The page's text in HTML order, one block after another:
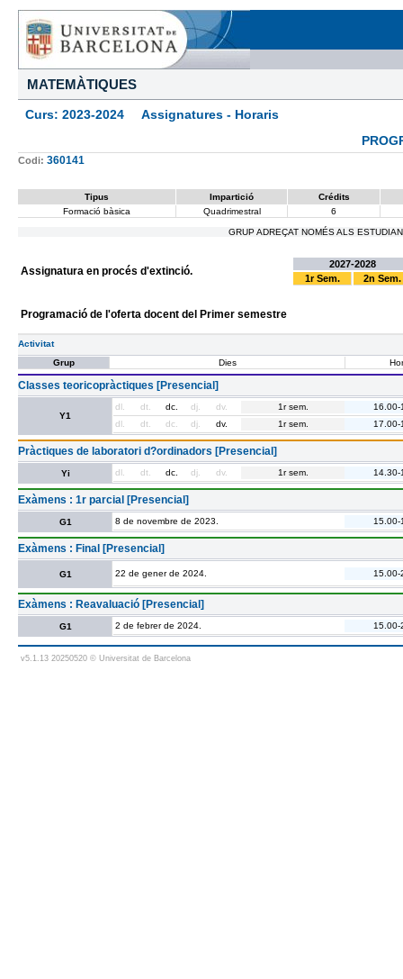
MATEMÀTIQUES
Curs: 2023-2024 Assignatures - Horaris
Codi: 360141
Tipus Impartició
Crédits
Formació bàsica
Quadrimestral 6
GRUP ADREÇAT NOMÉS ALS
Assignatura en procés d'extinció.
2027-2028
1r Sem.
2n Sem.
Programació de l'oferta docent del Primer semestre
Activitat
Grup
Dies
Classes teoricopràctiques [Presencial]
Y1
dl. dt. dc. dj. dv. 1r sem.
16.00-
dl.
dt. dc. dj. dv. 1r sem. 17.00-
Pràctiques de laboratori d?ordinadors [Presencial]
Yi dl. dt. dc. dj. dv. 1r sem. 14.30-
Exàmens : 1r parcial [Presencial]
G1 8 de novembre de 2023. 15.00-
Exàmens : Final [Presencial]
G1 22 de gener de 2024. 15.00-
Exàmens : Reavaluació [Presencial]
G1 2 de febrer de 2024. 15.00-
v5.1.13 20250520 © Universitat de Barcelona